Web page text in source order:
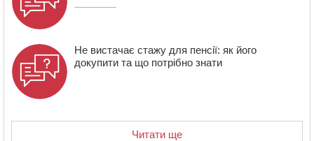
Не вистачає стажу для пенсії: як його
докупити та що потрібно знати
Читати ще